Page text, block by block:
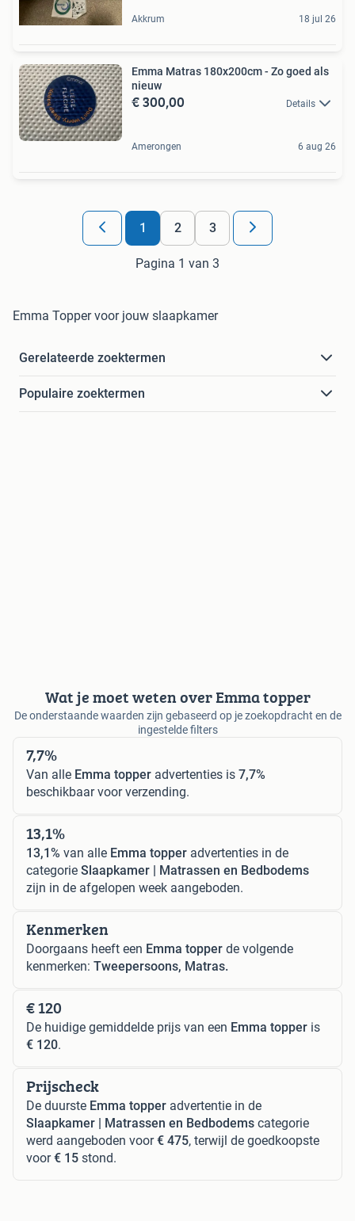
Akkrum 18 jul 26
Emma Matras 180x200cm - Zo goed als
nieuw
€ 300,00 Details
Amerongen 6 aug 26
1 2 3
Pagina 1 van 3
Emma Topper voor jouw slaapkamer
Gerelateerde zoektermen
Populaire zoektermen
Wat je moet weten over Emma topper
De onderstaande waarden zijn gebaseerd op je zoekopdracht en de
ingestelde filters
7,7%
Van alle Emma topper advertenties is 7,7%
beschikbaar voor verzending.
13,1%
13,1% van alle Emma topper advertenties in de
categorie Slaapkamer | Matrassen en Bedbodems
zijn in de afgelopen week aangeboden.
Kenmerken
Doorgaans heeft een Emma topper de volgende
kenmerken: Tweepersoons, Matras.
€ 120
De huidige gemiddelde prijs van een Emma topper is
€ 120.
Prijscheck
De duurste Emma topper advertentie in de
Slaapkamer | Matrassen en Bedbodems categorie
werd aangeboden voor€ 475, terwijl de goedkoopste
voor€ 15 stond.